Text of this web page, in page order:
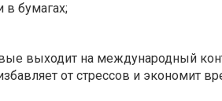
в бумагах;
выходит на международный
от стрессов и экономит